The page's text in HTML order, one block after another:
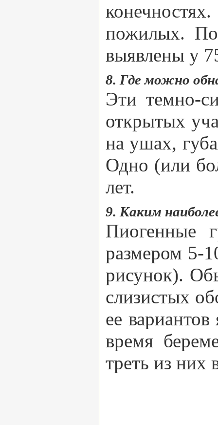
пожилых. По
выявлены у
8. Где можно
Эти темно-
открытых
на ушах,
Одно (или
лет.
9. Каким
Пиогенные
размером 5-
рисунок).
слизистых
ее
время
треть из них